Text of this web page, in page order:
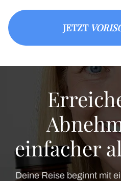
JETZT
einfacher
Deine Reise beginnt mit